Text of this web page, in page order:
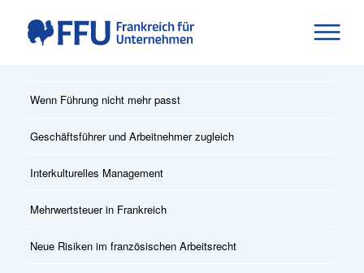
Wenn Führung nicht mehr passt
Geschäftsführer und Arbeitnehmer zugleich
Interkulturelles Management
Mehrwertsteuer in Frankreich
Neue Risiken im französischen Arbeitsrecht